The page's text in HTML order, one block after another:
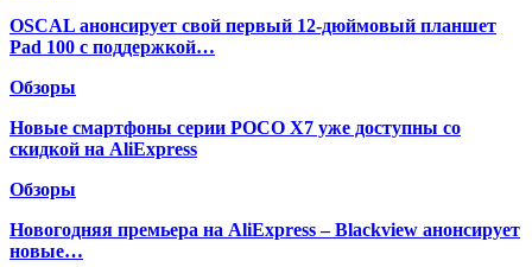
OSCAL анонсирует свой первый 12-дюймовый планшет
Pad 100 с поддержкой…
Обзоры
Новые смартфоны серии POCO X7 уже доступны со
скидкой на AliExpress
Обзоры
Новогодняя премьера на AliExpress – Blackview анонсирует
новые…